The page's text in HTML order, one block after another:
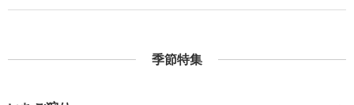
季節特集